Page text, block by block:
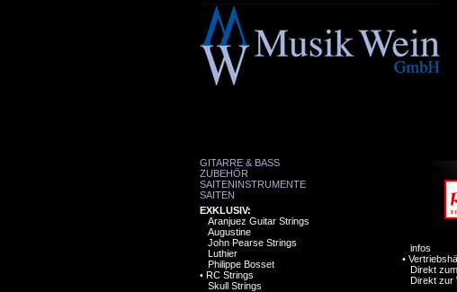
GITARRE & BASS
ZUBEHÖR
SAITENINSTRUMENTE
SAITEN
EXKLUSIV:
Aranjuez Guitar Strings
Augustine
John Pearse Strings
Luthier
Philippe Bosset
• RC Strings
Skull Strings
infos
•
Direkt
Direkt zur